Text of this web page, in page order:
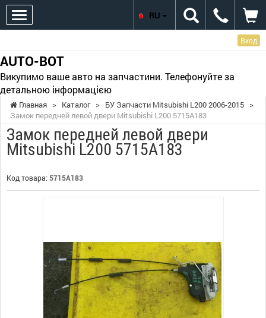
Вход
AUTO-BOT
Викупимо ваше авто на запчастини. Телефонуйте за
детальною інформацією
RU
Главная > Каталог > БУ Запчасти Mitsubishi L200 2006-2015 >
Замок передней левой двери Mitsubishi L200 5715A183
Замок передней левой двери
Mitsubishi L200 5715A183
Код товара: 5715A183